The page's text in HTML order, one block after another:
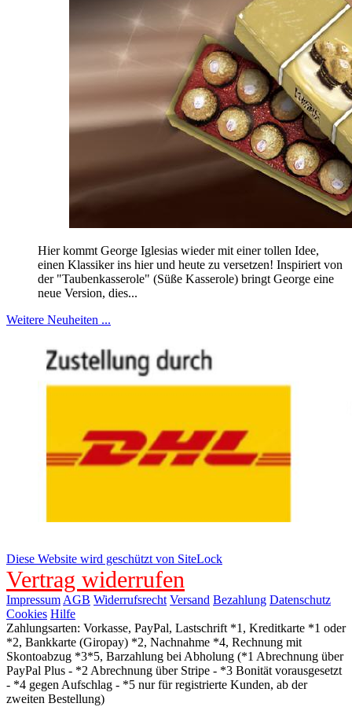
Hier kommt George Iglesias wieder mit einer tollen Idee,
einen Klassiker ins hier und heute zu versetzen! Inspiriert von
der "Taubenkasserole" (Süße Kasserole) bringt George eine
neue Version, dies...
Weitere Neuheiten ...
Diese Website wird geschützt von SiteLock
Vertrag widerrufen
Impressum AGB Widerrufsrecht Versand Bezahlung Datenschutz
Cookies Hilfe
Zahlungsarten: Vorkasse, PayPal, Lastschrift *1, Kreditkarte *1 oder
*2, Bankkarte (Giropay) *2, Nachnahme *4, Rechnung mit
Skontoabzug *3*5, Barzahlung bei Abholung (*1 Abrechnung über
PayPal Plus - *2 Abrechnung über Stripe - *3 Bonität vorausgesetzt
- *4 gegen Aufschlag - *5 nur für registrierte Kunden, ab der
zweiten Bestellung)